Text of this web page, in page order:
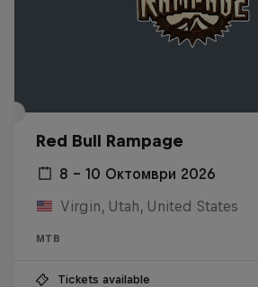
Red Bull Rampage
8 – 10 Октомври 2026
Virgin, Utah, United States
MTB
Tickets available